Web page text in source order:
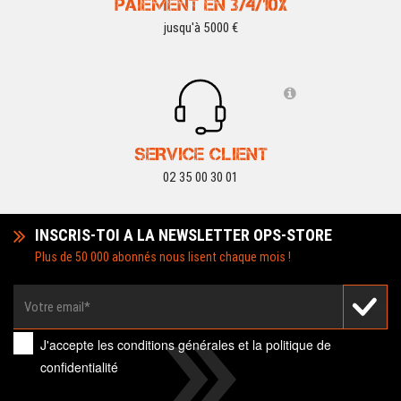
PAIEMENT EN 3/4/10X
jusqu'à 5000 €
SERVICE CLIENT
02 35 00 30 01
INSCRIS-TOI A LA NEWSLETTER OPS-STORE
Plus de 50 000 abonnés nous lisent chaque mois !
J'accepte lesconditions générales et lapolitique de
confidentialité